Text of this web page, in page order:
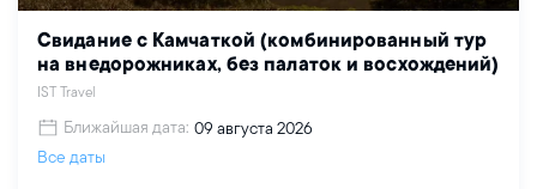
Свидание с Камчаткой (комбинированный тур
на внедорожниках, без палаток и восхождений)
IST Travel
Ближайшая дата: 09 августа 2026
Все даты